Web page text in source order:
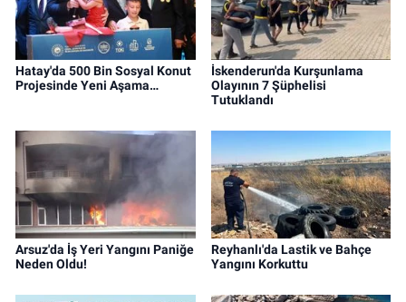
Hatay'da 500 Bin Sosyal Konut
Projesinde Yeni Aşama…
İskenderun'da Kurşunlama
Olayının 7 Şüphelisi
Tutuklandı
Arsuz'da İş Yeri Yangını Paniğe
Neden Oldu!
Reyhanlı'da Lastik ve Bahçe
Yangını Korkuttu